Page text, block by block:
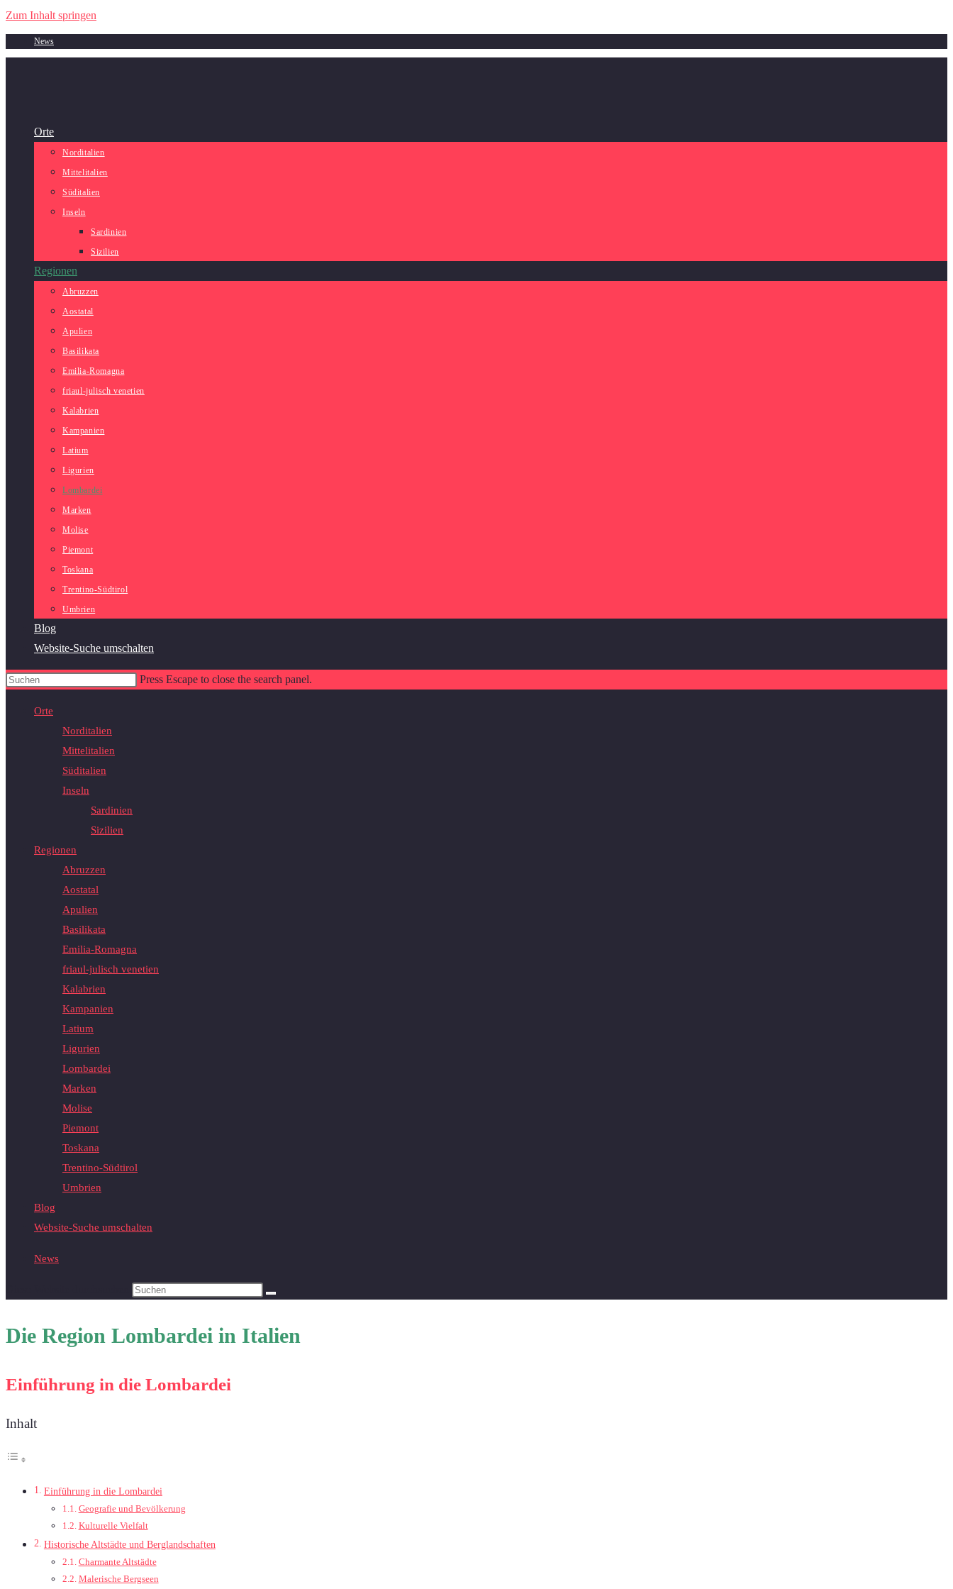
Zum Inhalt springen
News
Orte
Norditalien
Mittelitalien
Süditalien
Inseln
Sardinien
Sizilien
Regionen
Abruzzen
Aostatal
Apulien
Basilikata
Emilia-Romagna
friaul-julisch venetien
Kalabrien
Kampanien
Latium
Ligurien
Lombardei
Marken
Molise
Piemont
Toskana
Trentino-Südtirol
Umbrien
Blog
Website-Suche umschalten
Press Escape to close the search panel.
Orte
Norditalien
Mittelitalien
Süditalien
Inseln
Sardinien
Sizilien
Regionen
Abruzzen
Aostatal
Apulien
Basilikata
Emilia-Romagna
friaul-julisch venetien
Kalabrien
Kampanien
Latium
Ligurien
Lombardei
Marken
Molise
Piemont
Toskana
Trentino-Südtirol
Umbrien
Blog
Website-Suche umschalten
News
Die Region Lombardei in Italien
Einführung in die Lombardei
Inhalt
Einführung in die Lombardei
Geografie und Bevölkerung
Kulturelle Vielfalt
Historische Altstädte und Berglandschaften
Charmante Altstädte
Malerische Bergseen